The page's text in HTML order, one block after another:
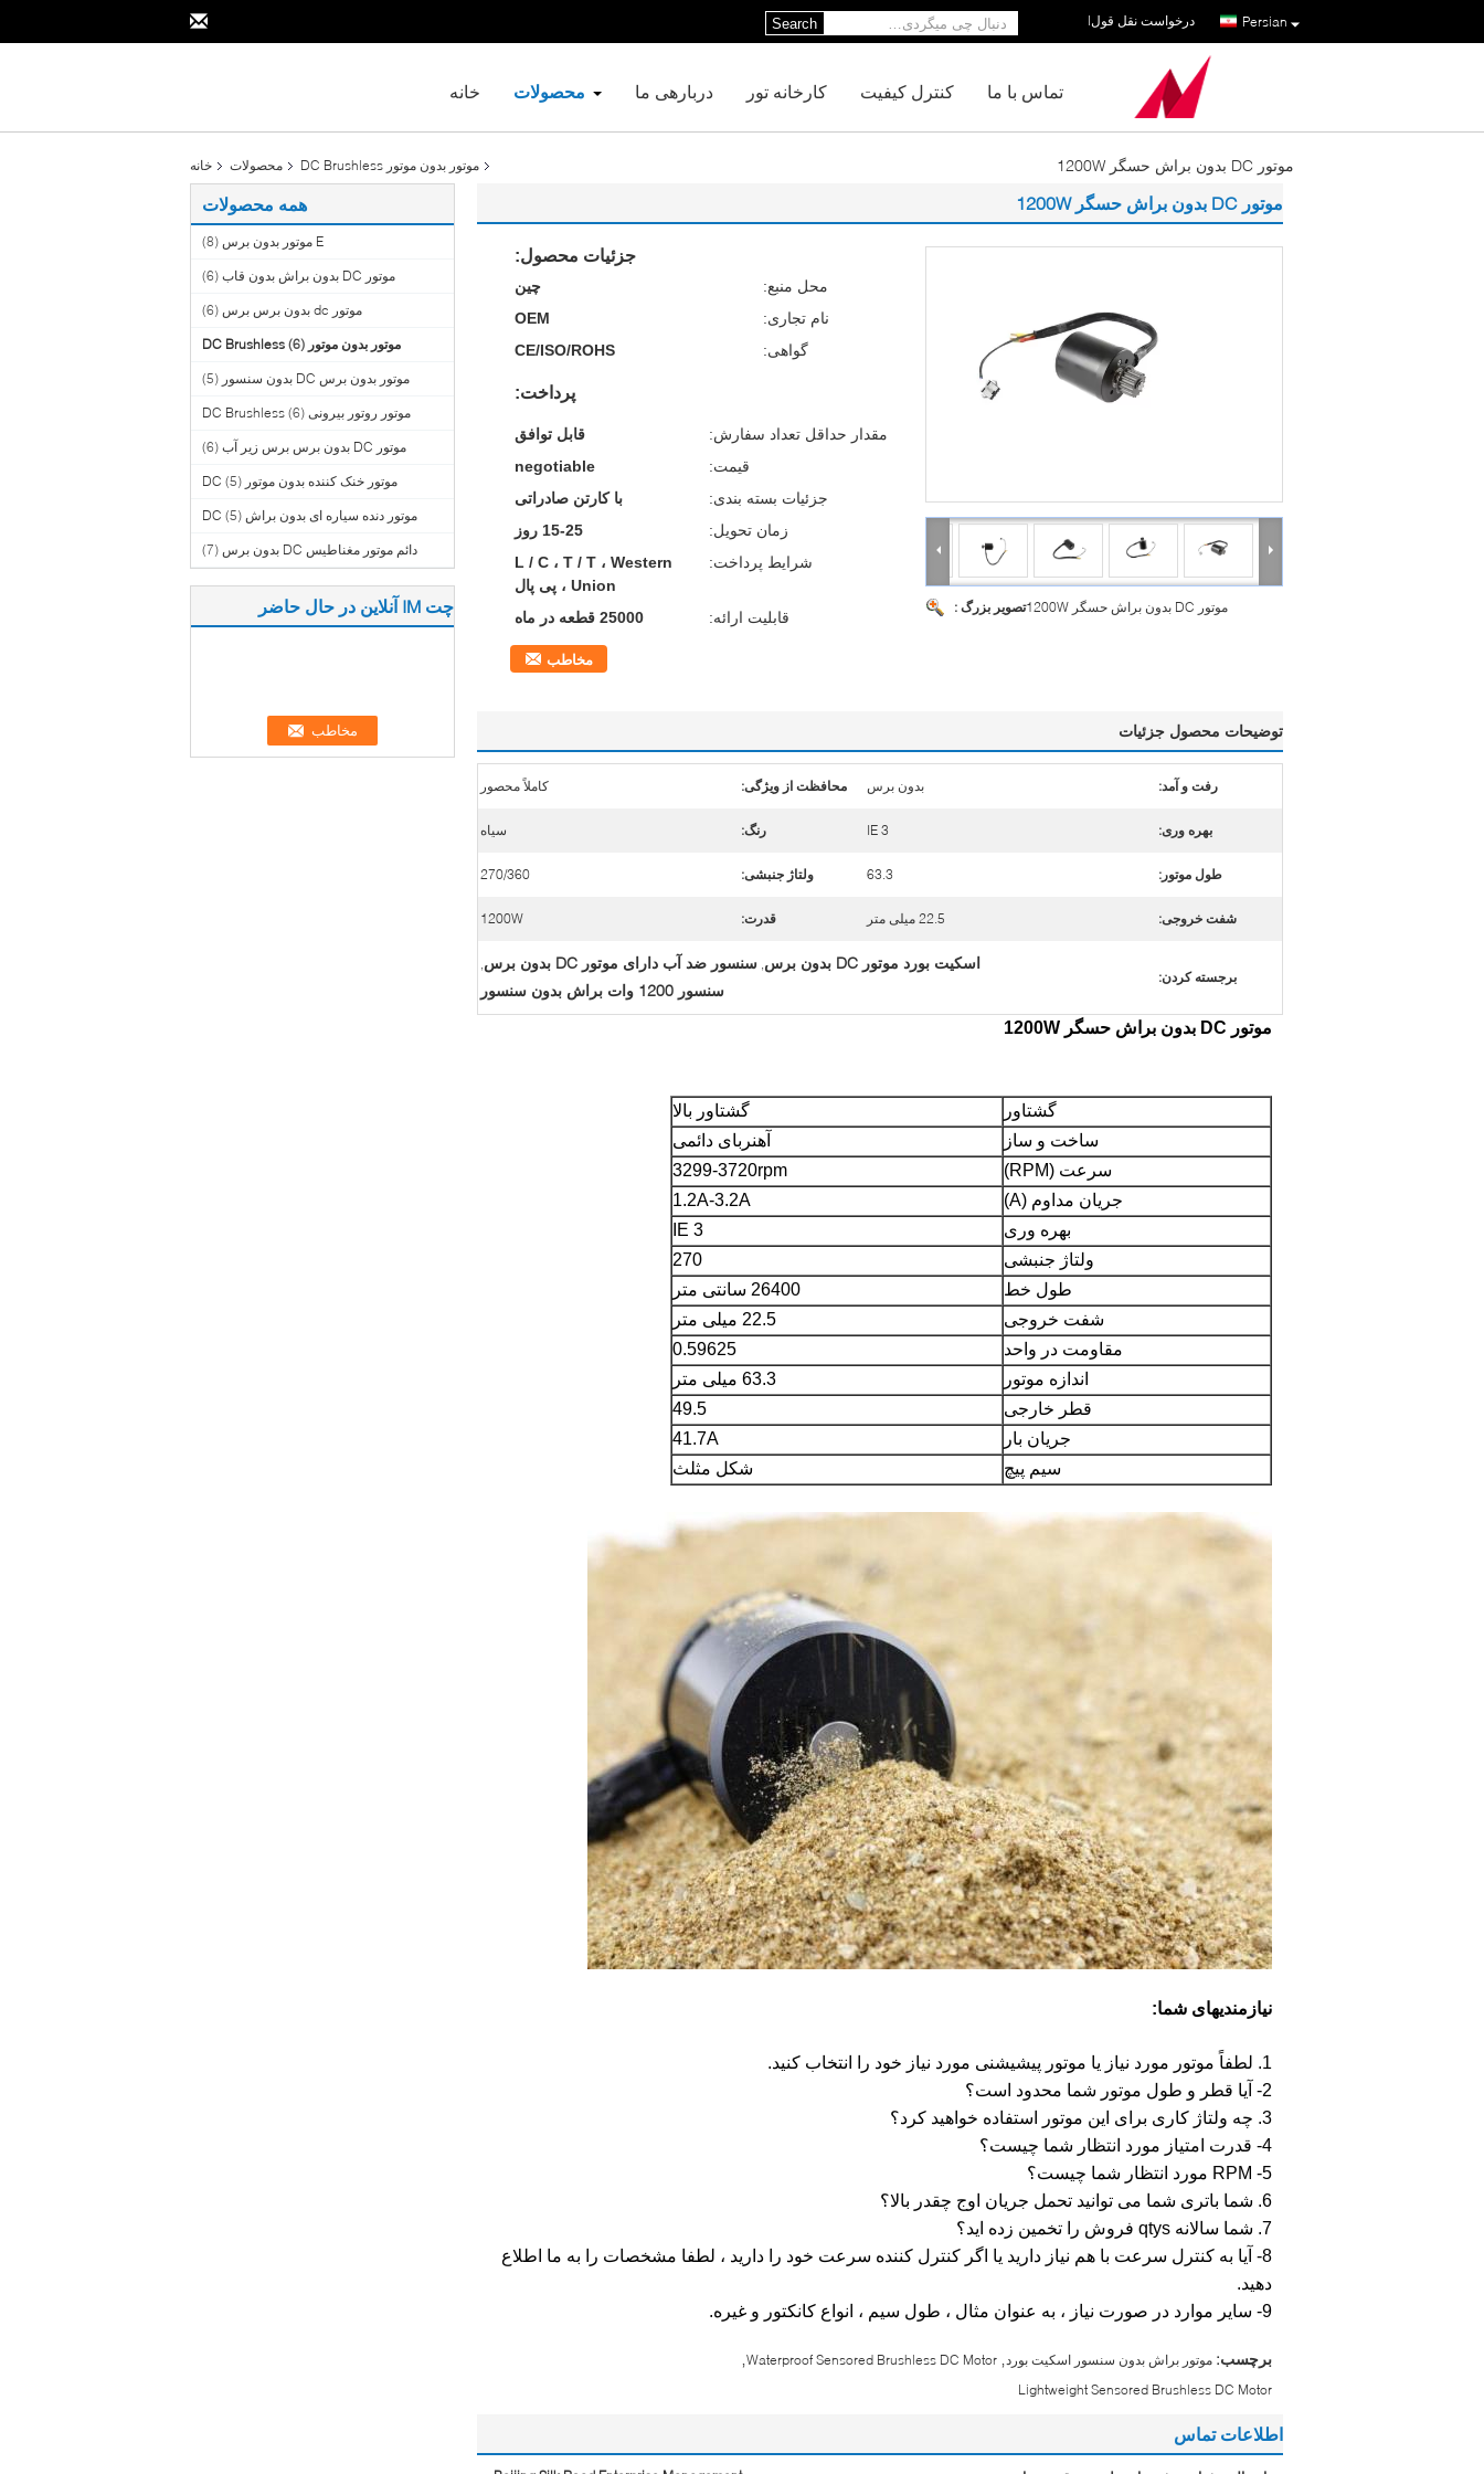
Persian درخواست نقل قول|
Search
خانه محصولات دربارهی ما کارخانه تور کنترل کیفیت تماس با ما
خانه محصولات موتور بدون موتور DC Brushless موتور DC بدون براش حسگر 1200W
همه محصولات
E موتور بدون برس (8)
موتور DC بدون براش بدون قاب (6)
موتور dc بدون برس برس (6)
موتور بدون موتور DC Brushless (6)
موتور بدون برس DC بدون سنسور (5)
موتور روتور بیرونی DC Brushless (6)
موتور DC بدون برس برس زیر آب (6)
موتور خنک کننده بدون موتور DC (5)
موتور دنده سیاره ای بدون براش DC (5)
دائم موتور مغناطیس DC بدون برس (7)
چت IM آنلاین در حال حاضر
موتور DC بدون براش حسگر 1200W
تصویر بزرگ : موتور DC بدون براش حسگر 1200W
جزئیات محصول:
محل منبع:
چین
نام تجاری:
OEM
گواهی:
CE/ISO/ROHS
پرداخت:
مقدار حداقل تعداد سفارش:
قابل توافق
قیمت:
negotiable
جزئیات بسته بندی:
با کارتن صادراتی
زمان تحویل:
15-25 روز
شرایط پرداخت:
L / C ، T / T ، Western
Union ، پی پال
قابلیت ارائه:
25000 قطعه در ماه
مخاطب
توضیحات محصول جزئیات
رفت و آمد: بدون برس محافظت از ویژگی: کاملاً محصور
بهره وری: IE 3 رنگ: سیاه
طول موتور: 63.3 ولتاژ جنبشی: 270/360
شفت خروجی: 22.5 میلی متر قدرت: 1200W
برجسته کردن:
اسکیت بورد موتور DC بدون برس سنسور ضد آب دارای موتور DC بدون برس
سنسور 1200 وات براش بدون سنسور
موتور DC بدون براش حسگر 1200W
گشتاور
گشتاور بالا
ساخت و ساز
آهنربای دائمی
سرعت (RPM)
3299-3720rpm
جریان مداوم (A)
1.2A-3.2A
بهره وری
IE 3
ولتاژ جنبشی
270
طول خط
26400 سانتی متر
شفت خروجی
22.5 میلی متر
مقاومت در واحد
0.59625
اندازه موتور
63.3 میلی متر
قطر خارجی
49.5
جریان بار
41.7A
سیم پیچ
شکل مثلث
نیازمندیهای شما:
1. لطفاً موتور مورد نیاز یا موتور پیشیشنی مورد نیاز خود را انتخاب کنید.
2- آیا قطر و طول موتور شما محدود است؟
3. چه ولتاژ کاری برای این موتور استفاده خواهید کرد؟
4- قدرت امتیاز مورد انتظار شما چیست؟
5- RPM مورد انتظار شما چیست؟
6. شما باتری شما می توانید تحمل جریان اوج چقدر بالا؟
7. شما سالانه qtys فروش را تخمین زده اید؟
8- آیا به کنترل سرعت با هم نیاز دارید یا اگر کنترل کننده سرعت خود را دارید ، لطفا مشخصات را به ما اطلاع
دهید.
9- سایر موارد در صورت نیاز ، به عنوان مثال ، طول سیم ، انواع کانکتور و غیره.
برچسب: موتور براش بدون سنسور اسکیت بورد Waterproof Sensored Brushless DC Motor
Lightweight Sensored Brushless DC Motor
اطلاعات تماس